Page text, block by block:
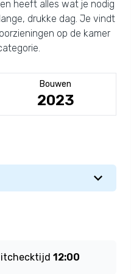
heeft alles wat je nodig
drukke dag. Je vindt
op de kamer
Bouwen
2023
12:00